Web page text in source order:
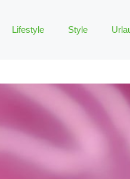
Lifestyle Style